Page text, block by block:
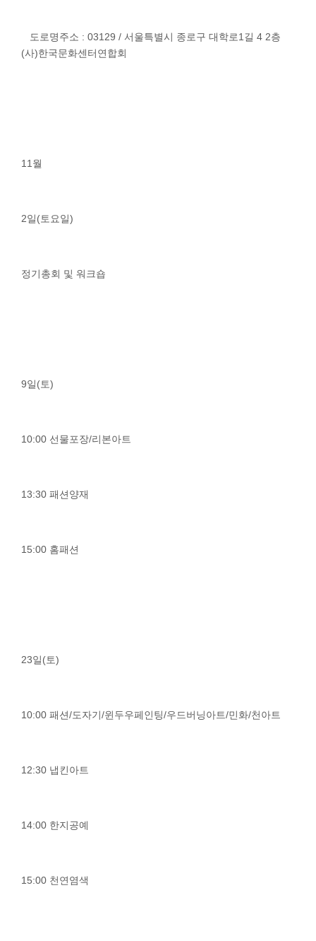
도로명주소 : 03129 / 서울특별시 종로구 대학로1길 4 2층
(사)한국문화센터연합회
11월
2일(토요일)
정기총회 및 워크숍
9일(토)
10:00 선물포장/리본아트
13:30 패션양재
15:00 홈패션
23일(토)
10:00 패션/도자기/윈두우페인팅/우드버닝아트/민화/천아트
12:30 냅킨아트
14:00 한지공예
15:00 천연염색